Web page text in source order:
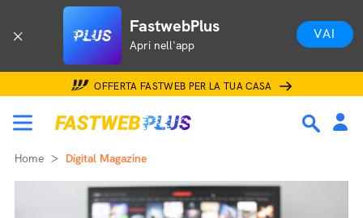
FastwebPlus
Apri nell'app
VAI
OFFERTA FASTWEB PER LA TUA CASA
Home Digital Magazine